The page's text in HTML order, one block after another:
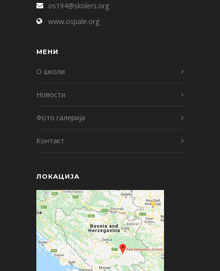
os194@skolers.org
www.ospale.org
МЕНИ
О школи
Новости
Фото галерија
Контакт
ЛОКАЦИЈА